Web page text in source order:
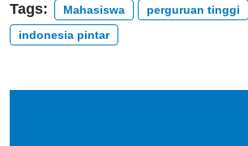
Tags: Mahasiswa perguruan tinggi
indonesia pintar